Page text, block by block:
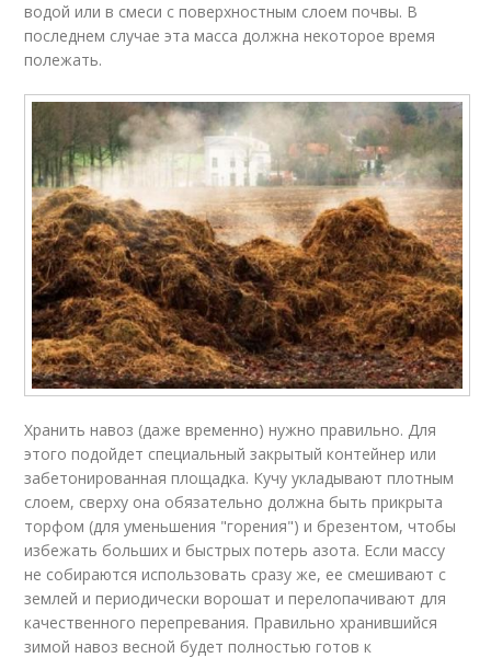
водой или в смеси с поверхностным слоем почвы. В
последнем случае эта масса должна некоторое время
полежать.
Хранить навоз (даже временно) нужно правильно. Для
этого подойдет специальный закрытый контейнер или
забетонированная площадка. Кучу укладывают плотным
слоем, сверху она обязательно должна быть прикрыта
торфом (для уменьшения "горения") и брезентом, чтобы
избежать больших и быстрых потерь азота. Если массу
не собираются использовать сразу же, ее смешивают с
землей и периодически ворошат и перелопачивают для
качественного перепревания. Правильно хранившийся
зимой навоз весной будет полностью готов к